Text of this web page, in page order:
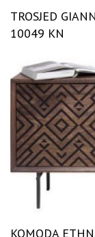
TROSJED
10049 KN
KOMODA